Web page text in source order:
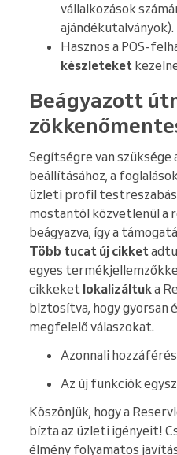
vállalkozások
ajándékutalványok).
Hasznos a POS-
készleteket
Beágyazott
Segítségre van szüksége
beállításához, a
üzleti profil
mostantól közvetlenül a
beágyazva, így a
Több tucat új cikket
egyes
cikkeket lokalizáltuka
biztosítva, hogy gyorsan
megfelelő válaszokat.
Azonnali
Az új funkciók
Köszönjük, hogy a
bízta az üzleti igényeit!
élmény folyamatos